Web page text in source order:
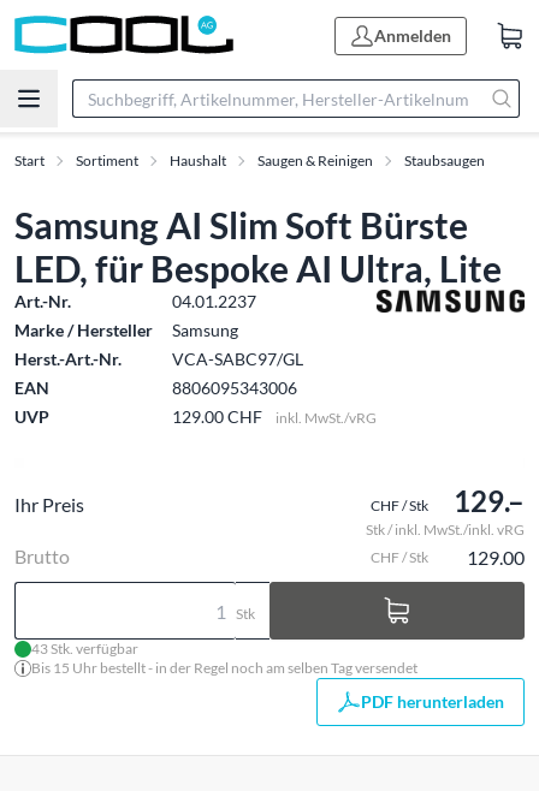
Anmelden
Start Sortiment Haushalt Saugen & Reinigen Staubsaugen
Samsung AI Slim Soft Bürste
LED, für Bespoke AI Ultra, Lite
Art.-Nr.
04.01.2237
Marke / Hersteller
Samsung
Herst.-Art.-Nr.
VCA-SABC97/GL
EAN
8806095343006
UVP
129.00 CHF inkl. MwSt./vRG
Ihr Preis CHF / Stk 129.–
Stk / inkl. MwSt./inkl. vRG
Brutto CHF / Stk 129.00
Stk
43 Stk. verfügbar
Bis 15 Uhr bestellt - in der Regel noch am selben Tag versendet
PDF herunterladen